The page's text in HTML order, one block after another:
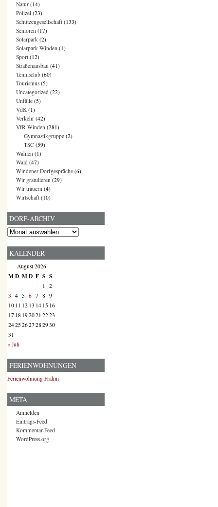
Natur (14)
Polizei (23)
Schützengesellschaft (133)
Senioren (17)
Solarpark (2)
Solarpark Winden (1)
Sport (12)
Straßenausbau (41)
Tennisclub (60)
Tourismus (5)
Uncategorized (22)
Unfälle (5)
VdK (1)
Verkehr (42)
VfR Winden (281)
Gymnastikgruppe (2)
TSC (59)
Wahlen (1)
Wald (47)
Windener Dorfgespräche (6)
Wir gratulieren (29)
Wir trauern (4)
Wirtschaft (10)
DORF-ARCHIV
Dorf-
KALENDER
August 2026
MD MD F S S
1 2
3 4 5 6 7 8 9
10 11 12 13 14 15 16
17 18 192021 2223
2425 2627 28 2930
31
« Juli
FERIENWOHNUNGEN
Ferienwohnung Frahm
META
Anmelden
Eintrags-Feed
Kommentar-Feed
WordPress.org